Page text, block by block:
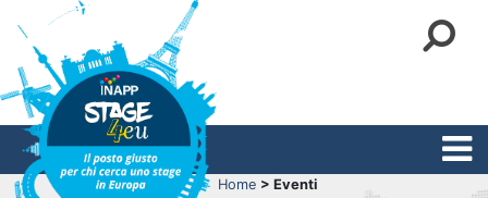
Home > Eventi